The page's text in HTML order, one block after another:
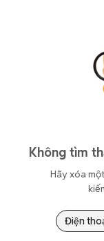
Không tìm
Hãy xóa
Điện